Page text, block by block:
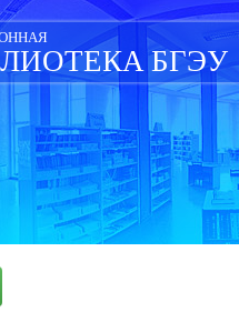
БГЭУ